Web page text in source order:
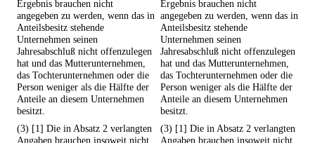
Ergebnis brauchen nicht
angegeben zu werden, wenn das in
Anteilsbesitz stehende
Unternehmen seinen
Jahresabschluß nicht offenzulegen
hat und das Mutterunternehmen,
das Tochterunternehmen oder die
Person weniger als die Hälfte der
Anteile an diesem Unternehmen
besitzt.
Ergebnis brauchen nicht
angegeben zu werden, wenn das in
Anteilsbesitz stehende
Unternehmen seinen
Jahresabschluß nicht offenzulegen
hat und das Mutterunternehmen,
das Tochterunternehmen oder die
Person weniger als die Hälfte der
Anteile an diesem Unternehmen
besitzt.
(3) [1] Die in Absatz 2 verlangten
Angaben brauchen insoweit nicht
(3) [1] Die in Absatz 2 verlangten
Angaben brauchen insoweit nicht